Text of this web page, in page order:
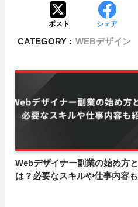
ポスト シェア
CATEGORY : WEBデザイン
Webデザイナー副業の始め方と
は？必要なスキルや仕事内容